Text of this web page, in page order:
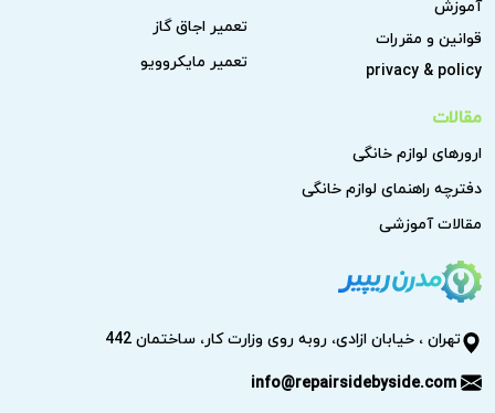
آموزش
قوانین و مقررات
privacy & policy
تعمیر اجاق گاز
تعمیر مایکروویو
مقالات
ارورهای لوازم خانگی
دفترچه راهنمای لوازم خانگی
مقالات آموزشی
تهران ، خیابان ازادی، روبه روی وزارت کار، ساختمان 442
info@repairsidebyside.com